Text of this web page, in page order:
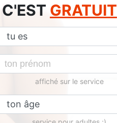
C'EST GRATUIT
affiché sur le service